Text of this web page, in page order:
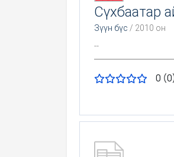
Сүхбаатар
Зүүн бүс / 2010 он
--
0